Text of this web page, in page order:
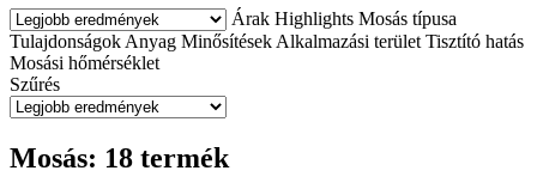
Árak Highlights Mosás típusa
Tulajdonságok Anyag Minősítések Alkalmazási terület Tisztító hatás
Mosási hőmérséklet
Szűrés
Mosás: 18 termék